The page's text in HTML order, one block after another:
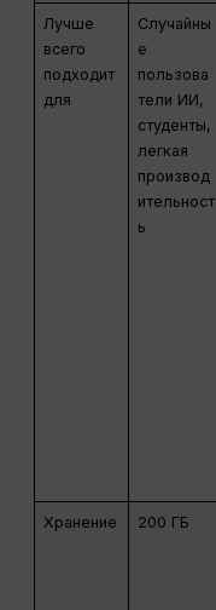
Лучше
всего
подходит
для
Случайны
е
пользова
тели ИИ,
студенты,
легкая
производ
ительност
ь
Хранение 200 ГБ